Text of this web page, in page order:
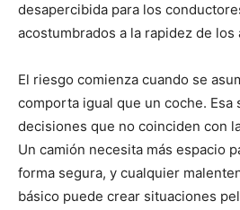
desapercibida para los
acostumbrados a la rapidez de los
El riesgo comienza cuando se
comporta igual que un coche. Esa
decisiones que no coinciden con
Un camión necesita más espacio
forma segura, y cualquier
básico puede crear situaciones